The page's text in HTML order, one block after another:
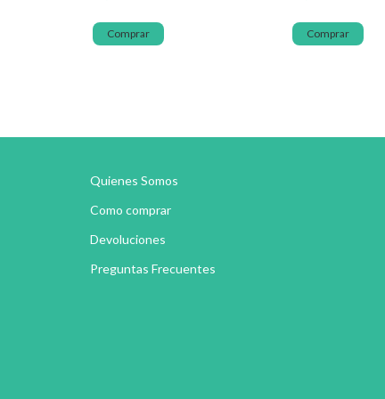
Comprar Comprar
Quienes Somos
Como comprar
Devoluciones
Preguntas Frecuentes